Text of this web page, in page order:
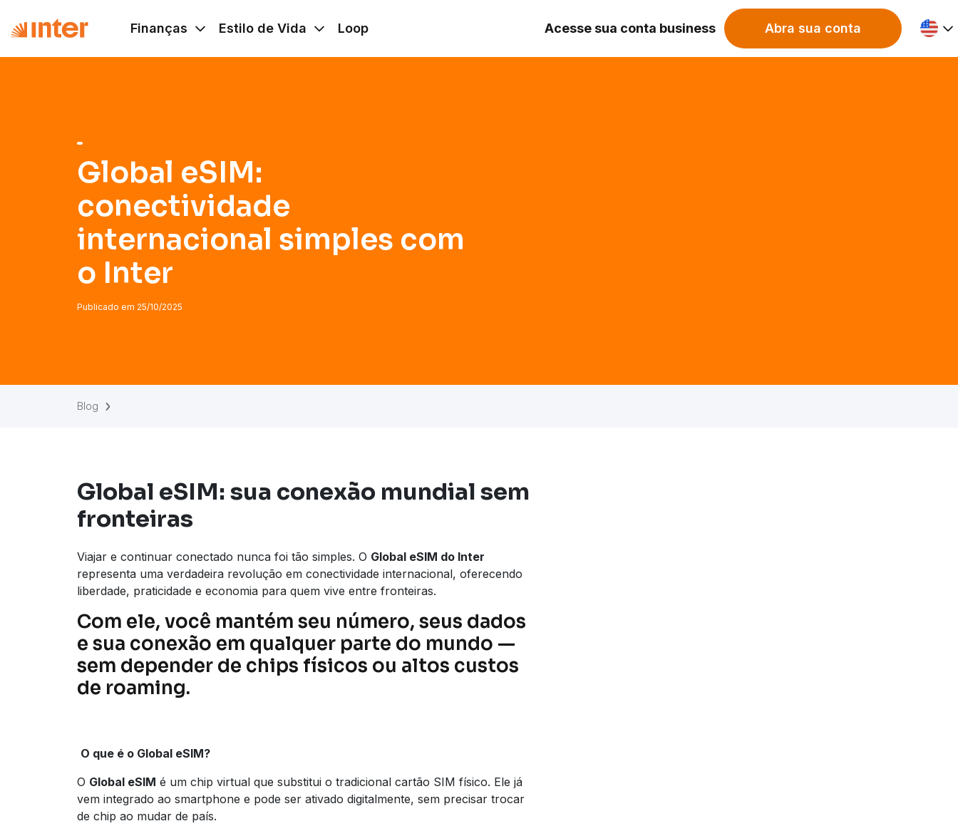
Finanças Estilo de Vida Loop Acesse sua conta business Abra sua conta
Global eSIM:
conectividade
internacional simples com
o Inter
Publicado em 25/10/2025
Blog
Global eSIM: sua conexão mundial sem
fronteiras
Viajar e continuar conectado nunca foi tão simples. O Global eSIM do Inter
representa uma verdadeira revolução em conectividade internacional, oferecendo
liberdade, praticidade e economia para quem vive entre fronteiras.
Com ele, você mantém seu número, seus dados
e sua conexão em qualquer parte do mundo —
sem depender de chips físicos ou altos custos
de roaming.
O que é o Global eSIM?
O Global eSIM é um chip virtual que substitui o tradicional cartão SIM físico. Ele já
vem integrado ao smartphone e pode ser ativado digitalmente, sem precisar trocar
de chip ao mudar de país.